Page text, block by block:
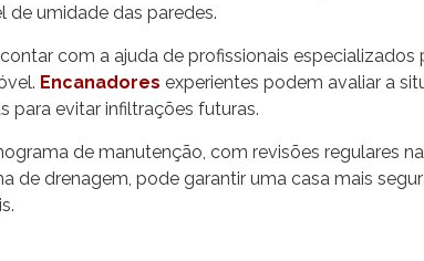
de umidade das paredes.
com a ajuda de profissionais especializados
Encanadores experientes podem avaliar a
para evitar infiltrações futuras.
de manutenção, com revisões regulares
de drenagem, pode garantir uma casa mais